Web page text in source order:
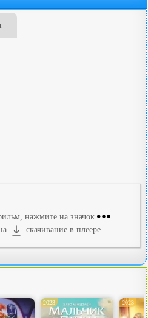
нажмите на значок
скачивание в плеере.
2023 2023